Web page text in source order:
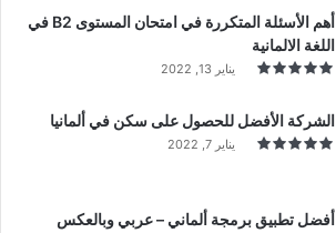
أهم الأسئلة المتكررة في امتحان المستوى B2 في
اللغة الالمانية
يناير 13, 2022
الشركة الأفضل للحصول على سكن في ألمانيا
يناير 7, 2022
أفضل تطبيق برمجة ألماني – عربي وبالعكس